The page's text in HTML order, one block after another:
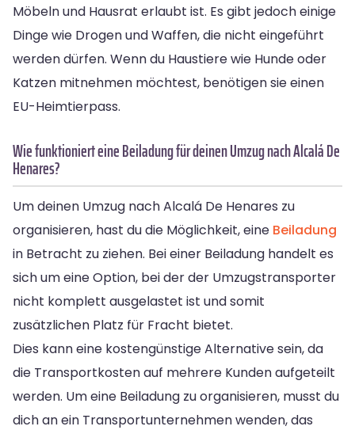
Möbeln und Hausrat erlaubt ist. Es gibt jedoch einige
Dinge wie Drogen und Waffen, die nicht eingeführt
werden dürfen. Wenn du Haustiere wie Hunde oder
Katzen mitnehmen möchtest, benötigen sie einen
EU-Heimtierpass.
Wie funktioniert eine Beiladung für deinen Umzug nach Alcalá De
Henares?
Um deinen Umzug nach Alcalá De Henares zu
organisieren, hast du die Möglichkeit, eine Beiladung
in Betracht zu ziehen. Bei einer Beiladung handelt es
sich um eine Option, bei der der Umzugstransporter
nicht komplett ausgelastet ist und somit
zusätzlichen Platz für Fracht bietet.
Dies kann eine kostengünstige Alternative sein, da
die Transportkosten auf mehrere Kunden aufgeteilt
werden. Um eine Beiladung zu organisieren, musst du
dich an ein Transportunternehmen wenden, das